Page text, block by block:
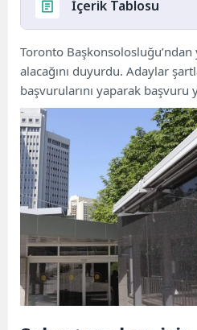
İçerik Tablosu
Sekreter alımı için
Toronto
alacağını duyurdu. Adaylar
başvurularını yaparak başvuru